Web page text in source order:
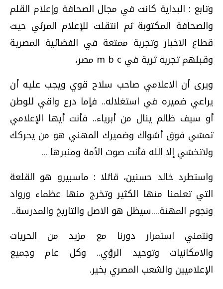
وتابع : البداية كانت في مجال الصحافة وإعلام القلم
والصحافة المكتوبة ثم انتقلت للإعلام المرئي حيث
قطاع الاخبار وتجربة ممتعة في الفضائية المصرية
وقبلهم تجربه ثرية في m b c مصر،
ويرى أن الاعلامي صاحب سلاح قوي ويجب عليه أن
يراعي ضميره في استغلاله.. فإما درع واقي للوطن
أو سيف ظالم ينال من أبرياء.. فأنت أيها الإعلامي
تمشي فوق أشواك وضميرك المهني هو من يحركك
ولاتخشي إلا الله فأنت صوت الأمة ومنبرها ...
واستطرد خالد حسنين، قائلا : ماسبيرو هو القلعة
التي تعلمنا منها الكثير وتخرج منها عظماء ورواد
ونجوم المهنة....سيظل هو الاصل والتاريخ والمدرسة..
ونتمني استمرار دورنا مع مزيد من الحريات
والامكانيات وتوحيد الرؤي.. وكل عام وجميع
الإعلاميين والشعب المصري بخير.